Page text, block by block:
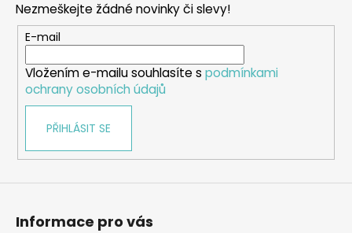
Nezmeškejte žádné novinky či slevy!
E-mail
Vložením e-mailu souhlasíte s podmínkami
ochrany osobních údajů
PŘIHLÁSIT SE
Informace pro vás